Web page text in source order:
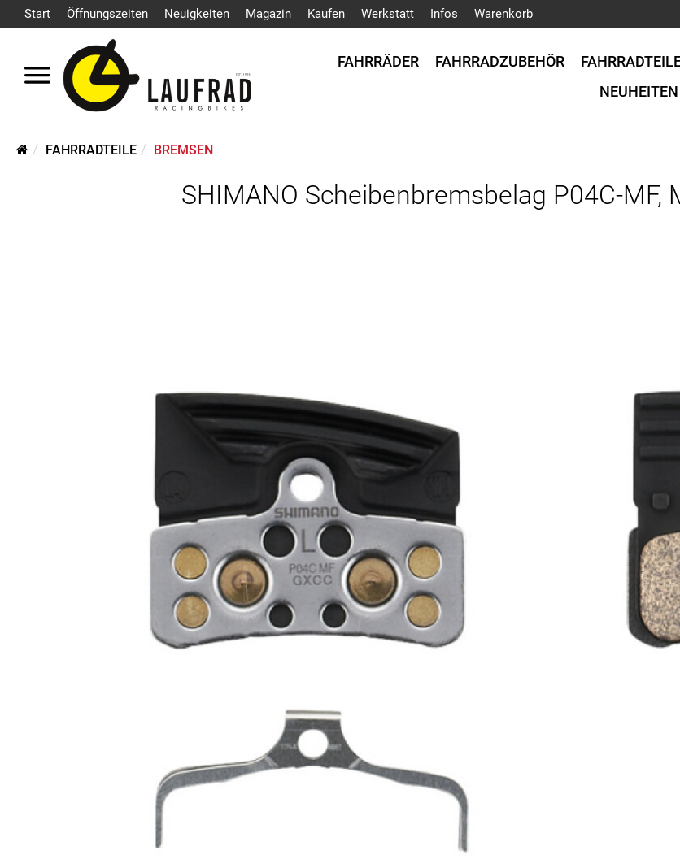
Start Öffnungszeiten Neuigkeiten Magazin Kaufen Werkstatt Infos Warenkorb
FAHRRÄDER FAHRRADZUBEHÖR
NEUHEITEN
FAHRRADTEILE BREMSEN
SHIMANO Scheibenbremsbelag P04C-MF,